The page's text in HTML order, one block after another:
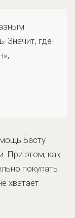
Значит, где-
Басту
При этом, как
покупать
хватает